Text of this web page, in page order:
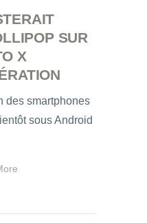
SUR
X
des smartphones
sous Android